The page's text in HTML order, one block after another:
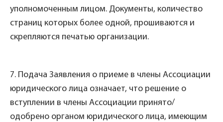
уполномоченным лицом. Документы, количество
страниц которых более одной, прошиваются и
скрепляются печатью организации.
7. Подача Заявления о приеме в члены Ассоциации
юридического лица означает, что решение о
вступлении в члены Ассоциации принято/
одобрено органом юридического лица, имеющим